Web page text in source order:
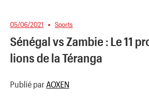
05/06/2021 Sports
Sénégal vs Zambie : Le 11
lions de la Téranga
Publié par AOXEN